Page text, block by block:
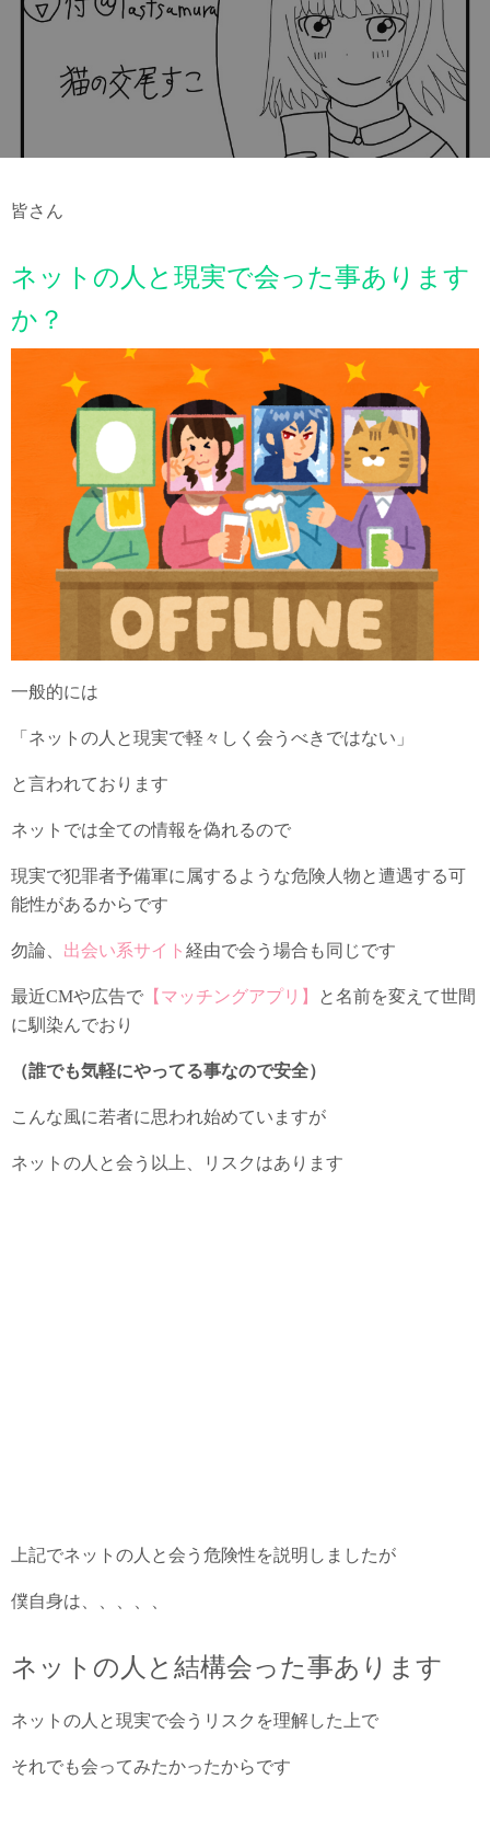
皆さん
ネットの人と現実で会った事あります
か？
一般的には
「ネットの人と現実で軽々しく会うべきではない」
と言われております
ネットでは全ての情報を偽れるので
現実で犯罪者予備軍に属するような危険人物と遭遇する可
能性があるからです
勿論、 出会い系サイト 経由で会う場合も同じです
最近CMや広告で 【マッチングアプリ】
と名前を変えて世間
に馴染んでおり
（誰でも気軽にやってる事なので安全）
こんな風に若者に思われ始めていますが
ネットの人と会う以上、リスクはあります
上記でネットの人と会う危険性を説明しましたが
僕自身は、、、、、
ネットの人と結構会った事あります
ネットの人と現実で会うリスクを理解した上で
それでも会ってみたかったからです